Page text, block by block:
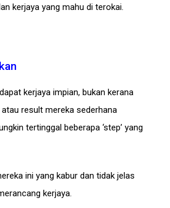
kerjaya yang mahu di terokai.
kerjaya impian, bukan kerana
result mereka sederhana
tertinggal beberapa ‘step’ yang
ini yang kabur dan tidak jelas
kerjaya.